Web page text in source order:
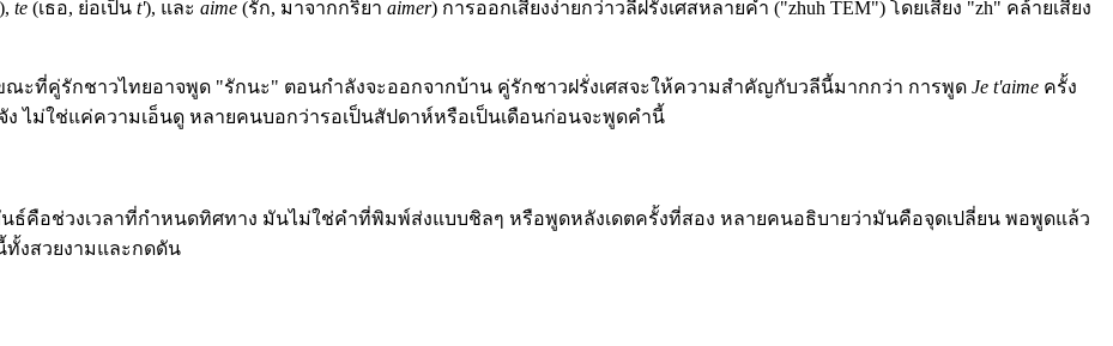
te (เธอ, ย่อเป็น t'), และ aime (รัก, มาจากกริยา aimer) การออกเสียงง่ายกว่าวลีฝรั่งเศสหลายคำ ("zhuh TEM") โดยเสียง "zh" คล้ายเสียง
ณะที่คู่รักชาวไทยอาจพูด "รักนะ" ตอนกำลังจะออกจากบ้าน คู่รักชาวฝรั่งเศสจะให้ความสำคัญกับวลีนี้มากกว่า การพูด Je t'aime ครั้ง
ไม่ใช่แค่ความเอ็นดู หลายคนบอกว่ารอเป็นสัปดาห์หรือเป็นเดือนก่อนจะพูดคำนี้
ธ์คือช่วงเวลาที่กำหนดทิศทาง มันไม่ใช่คำที่พิมพ์ส่งแบบชิลๆ หรือพูดหลังเดตครั้งที่สอง หลายคนอธิบายว่ามันคือจุดเปลี่ยน พอพูดแล้ว
ทั้งสวยงามและกดดัน